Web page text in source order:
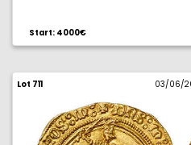
ducato e mezzo. Very
Catalunyan arms on 1st
none with the letter B.
extremely fine. Rarísima.
Start: 4000€
Lot 711 03/06/